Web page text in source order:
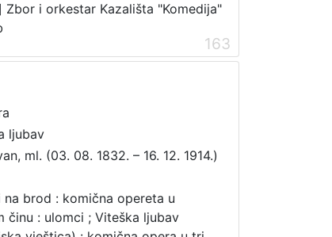
Zbor i orkestar Kazališta "Komedija"
163
ljubav
ml. (03. 08. 1832. – 16. 12. 1914.)
na brod : komična opereta u
činu : ulomci ; Viteška ljubav